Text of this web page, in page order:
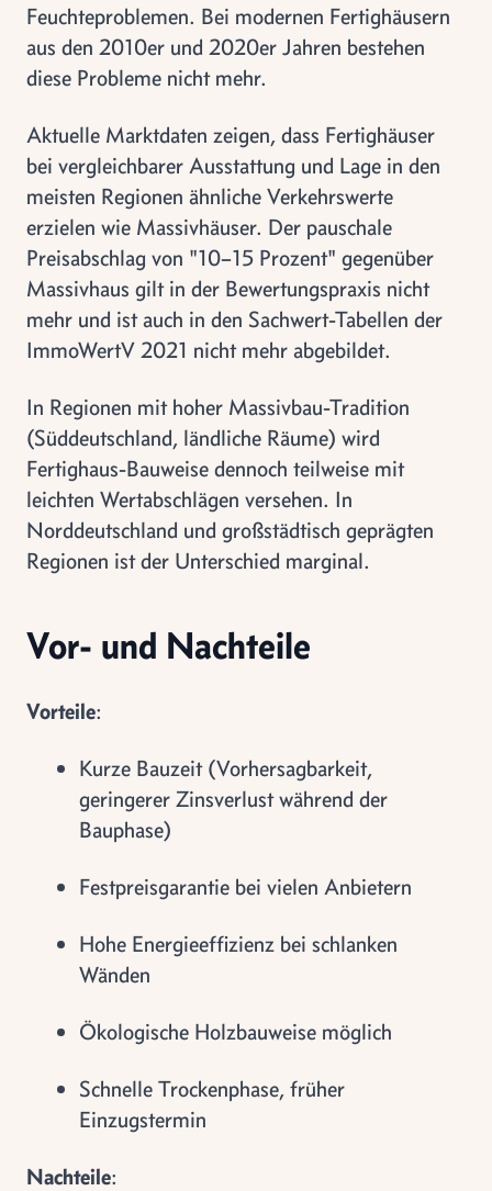
Feuchteproblemen. Bei modernen Fertighäusern
aus den 2010er und 2020er Jahren bestehen
diese Probleme nicht mehr.
Aktuelle Marktdaten zeigen, dass Fertighäuser
bei vergleichbarer Ausstattung und Lage in den
meisten Regionen ähnliche Verkehrswerte
erzielen wie Massivhäuser. Der pauschale
Preisabschlag von "10–15 Prozent" gegenüber
Massivhaus gilt in der Bewertungspraxis nicht
mehr und ist auch in den Sachwert-Tabellen der
ImmoWertV 2021 nicht mehr abgebildet.
In Regionen mit hoher Massivbau-Tradition
(Süddeutschland, ländliche Räume) wird
Fertighaus-Bauweise dennoch teilweise mit
leichten Wertabschlägen versehen. In
Norddeutschland und großstädtisch geprägten
Regionen ist der Unterschied marginal.
Vor- und Nachteile
Vorteile:
Kurze Bauzeit (Vorhersagbarkeit,
geringerer Zinsverlust während der
Bauphase)
Festpreisgarantie bei vielen Anbietern
Hohe Energieeffizienz bei schlanken
Wänden
Ökologische Holzbauweise möglich
Schnelle Trockenphase, früher
Einzugstermin
Nachteile: